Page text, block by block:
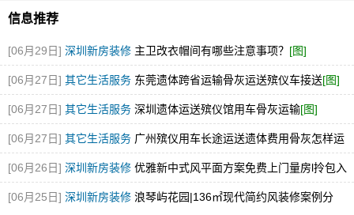
信息推荐
[06月29日] 深圳新房装修 主卫改衣帽间有哪些注意事项？ [图]
[06月27日] 其它生活服务 东莞遗体跨省运输骨灰运送殡仪车接送[图]
[06月27日] 其它生活服务 深圳遗体运送殡仪馆用车骨灰运输[图]
[06月27日] 其它生活服务 广州殡仪用车长途运送遗体费用骨灰怎样运
输[图]
[06月26日] 深圳新房装修 优雅新中式风平面方案免费上门量房l拎包入
住！[图]
[06月25日] 深圳新房装修 浪琴屿花园|136㎡现代简约风装修案例分